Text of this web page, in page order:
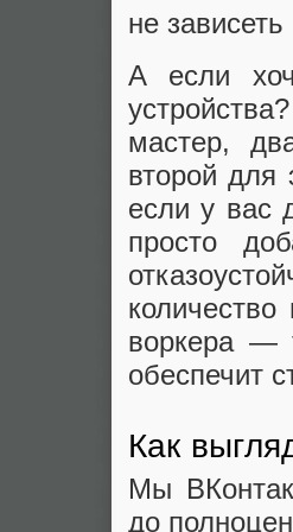
не
А если
мастер,
второй для
если у вас
просто
воркера —
обеспечит
Как
Мы
до